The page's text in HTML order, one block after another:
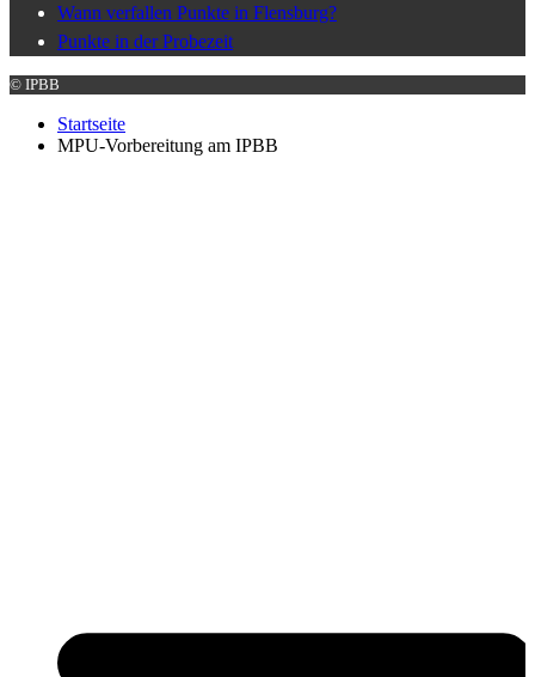
Wann verfallen Punkte in Flensburg?
Punkte in der Probezeit
© IPBB
Startseite
MPU-Vorbereitung am IPBB